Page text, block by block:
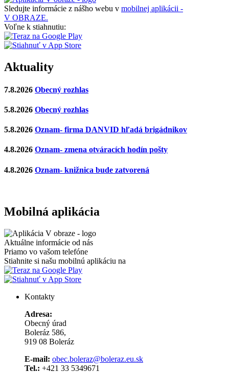
Sledujte informácie z nášho webu v mobilnej aplikácii -
V OBRAZE.
Voľne k stiahnutiu:
Aktuality
7.8.2026 Obecný rozhlas
5.8.2026 Obecný rozhlas
5.8.2026 Oznam- firma DANVID hľadá brigádnikov
4.8.2026 Oznam- zmena otváracích hodín pošty
4.8.2026 Oznam- knižnica bude zatvorená
Mobilná aplikácia
Aktuálne informácie od nás
Priamo vo vašom telefóne
Stiahnite si našu mobilnú aplikáciu na
Kontakty
Adresa:
Obecný úrad
Boleráz 586,
919 08 Boleráz
E-mail: obec.boleraz@boleraz.eu.sk
Tel.: +421 33 5349671